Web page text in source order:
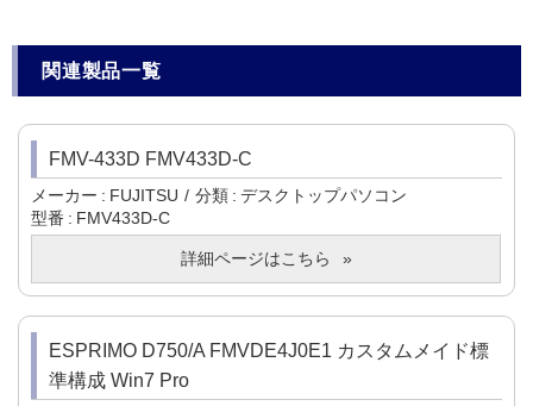
関連製品一覧
FMV-433D FMV433D-C
メーカー FUJITSU 分類
デスクトップパソコン
型番
FMV433D-C
詳細ページはこちら
ESPRIMO D750/A FMVDE4J0E1 カスタムメイド標
準構成 Win7 Pro